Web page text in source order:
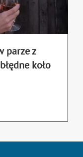
parze z
koło